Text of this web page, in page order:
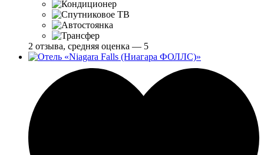
2 отзыва, средняя оценка — 5